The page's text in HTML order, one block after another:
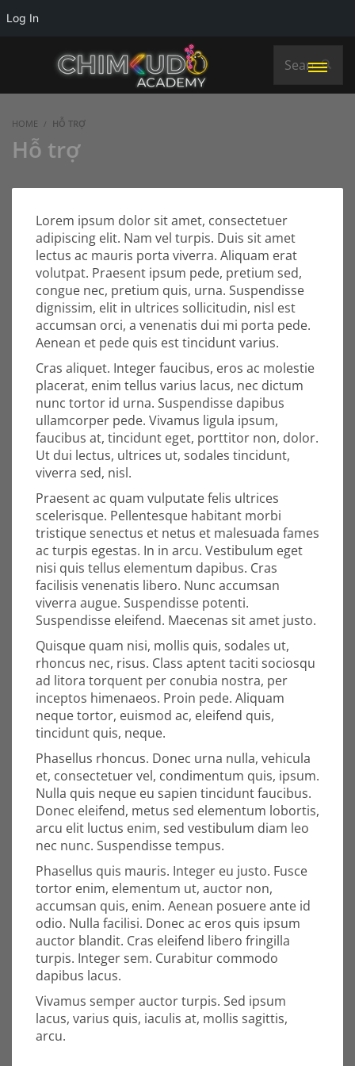
HOME HỖ TRỢ
Hỗ trợ
Lorem ipsum dolor sit amet, consectetuer
adipiscing elit. Nam vel turpis. Duis sit amet
lectus ac mauris porta viverra. Aliquam erat
volutpat. Praesent ipsum pede, pretium sed,
congue nec, pretium quis, urna. Suspendisse
dignissim, elit in ultrices sollicitudin, nisl est
accumsan orci, a venenatis dui mi porta pede.
Aenean et pede quis est tincidunt varius.
Cras aliquet. Integer faucibus, eros ac molestie
placerat, enim tellus varius lacus, nec dictum
nunc tortor id urna. Suspendisse dapibus
ullamcorper pede. Vivamus ligula ipsum,
faucibus at, tincidunt eget, porttitor non, dolor.
Ut dui lectus, ultrices ut, sodales tincidunt,
viverra sed, nisl.
Praesent ac quam vulputate felis ultrices
scelerisque. Pellentesque habitant morbi
tristique senectus et netus et malesuada fames
ac turpis egestas. In in arcu. Vestibulum eget
nisi quis tellus elementum dapibus. Cras
facilisis venenatis libero. Nunc accumsan
viverra augue. Suspendisse potenti.
Suspendisse eleifend. Maecenas sit amet justo.
Quisque quam nisi, mollis quis, sodales ut,
rhoncus nec, risus. Class aptent taciti sociosqu
ad litora torquent per conubia nostra, per
inceptos himenaeos. Proin pede. Aliquam
neque tortor, euismod ac, eleifend quis,
tincidunt quis, neque.
Phasellus rhoncus. Donec urna nulla, vehicula
et, consectetuer vel, condimentum quis, ipsum.
Nulla quis neque eu sapien tincidunt faucibus.
Donec eleifend, metus sed elementum lobortis,
arcu elit luctus enim, sed vestibulum diam leo
nec nunc. Suspendisse tempus.
Phasellus quis mauris. Integer eu justo. Fusce
tortor enim, elementum ut, auctor non,
accumsan quis, enim. Aenean posuere ante id
odio. Nulla facilisi. Donec ac eros quis ipsum
auctor blandit. Cras eleifend libero fringilla
turpis. Integer sem. Curabitur commodo
dapibus lacus.
Vivamus semper auctor turpis. Sed ipsum
lacus, varius quis, iaculis at, mollis sagittis,
arcu.
Log In